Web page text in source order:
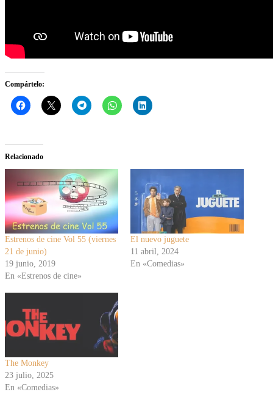
Compártelo:
Relacionado
Estrenos de cine Vol 55 (viernes
21 de junio)
19 junio, 2019
En «Estrenos de cine»
El nuevo juguete
11 abril, 2024
En «Comedias»
The Monkey
23 julio, 2025
En «Comedias»